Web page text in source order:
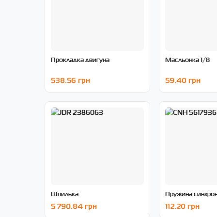
Прокладка двигуна
538.56 грн
Масльонка 1/8
59.40 грн
Шпилька
5 790.84 грн
Пружина
112.20 грн